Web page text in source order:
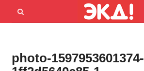
Menu
Открыть
photo-1597953601374-